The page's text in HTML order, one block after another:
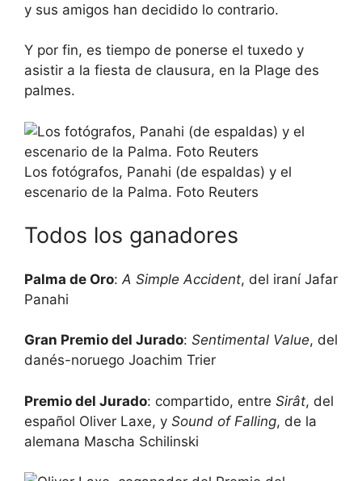
y sus amigos han decidido lo contrario.
Y por fin, es tiempo de ponerse el tuxedo y
asistir a la fiesta de clausura, en la Plage des
palmes.
Los fotógrafos, Panahi (de espaldas) y el
escenario de la Palma. Foto Reuters
Todos los ganadores
Palma de Oro: A Simple Accident, del iraní Jafar
Panahi
Gran Premio del Jurado: Sentimental Value, del
danés-noruego Joachim Trier
Premio del Jurado: compartido, entre Sirât, del
español Oliver Laxe, y Sound of Falling, de la
alemana Mascha Schilinski